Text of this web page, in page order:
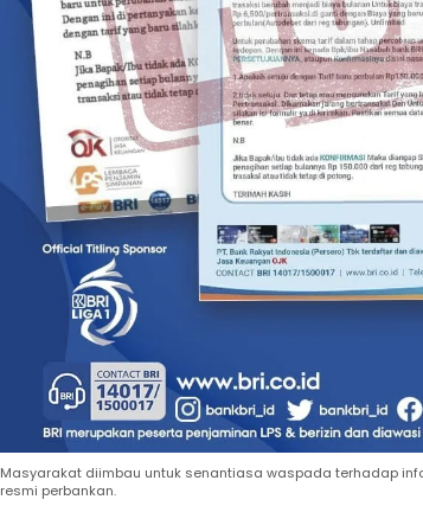
Masyarakat diimbau untuk senantiasa waspada terhadap
resmi perbankan.